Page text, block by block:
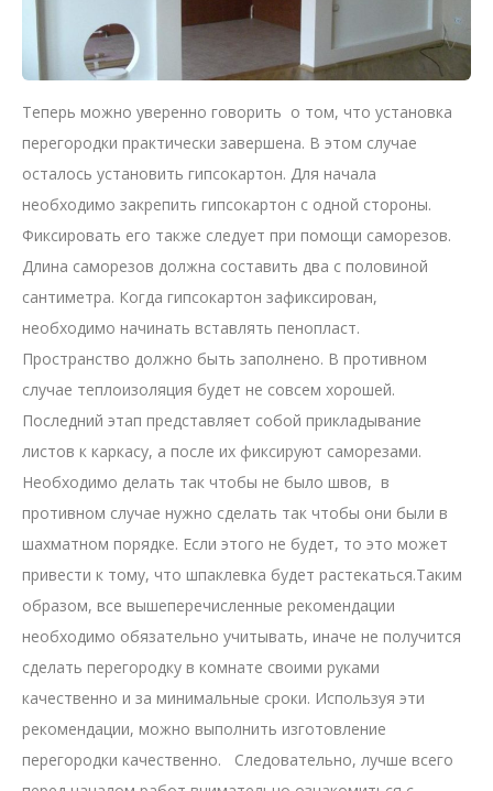
Теперь можно уверенно говорить о том, что установка
перегородки практически завершена. В этом случае
осталось установить гипсокартон. Для начала
необходимо закрепить гипсокартон с одной стороны.
Фиксировать его также следует при помощи саморезов.
Длина саморезов должна составить два с половиной
сантиметра. Когда гипсокартон зафиксирован,
необходимо начинать вставлять пенопласт.
Пространство должно быть заполнено. В противном
случае теплоизоляция будет не совсем хорошей.
Последний этап представляет собой прикладывание
листов к каркасу, а после их фиксируют саморезами.
Необходимо делать так чтобы не было швов, в
противном случае нужно сделать так чтобы они были в
шахматном порядке. Если этого не будет, то это может
привести к тому, что шпаклевка будет растекаться.Таким
образом, все вышеперечисленные рекомендации
необходимо обязательно учитывать, иначе не получится
сделать перегородку в комнате своими руками
качественно и за минимальные сроки. Используя эти
рекомендации, можно выполнить изготовление
перегородки качественно. Следовательно, лучше всего